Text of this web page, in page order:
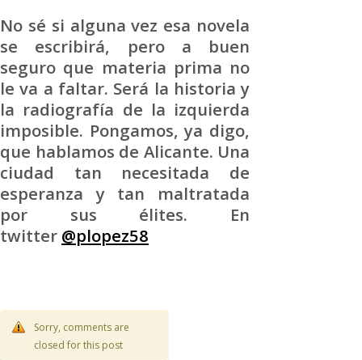
No sé si alguna vez esa novela
se escribirá, pero a buen
seguro que materia prima no
le va a faltar. Será la historia y
la radiografía de la izquierda
imposible. Pongamos, ya digo,
que hablamos de Alicante. Una
ciudad tan necesitada de
esperanza y tan maltratada
por sus élites. En
twitter @plopez58
Sorry, comments are
closed for this post